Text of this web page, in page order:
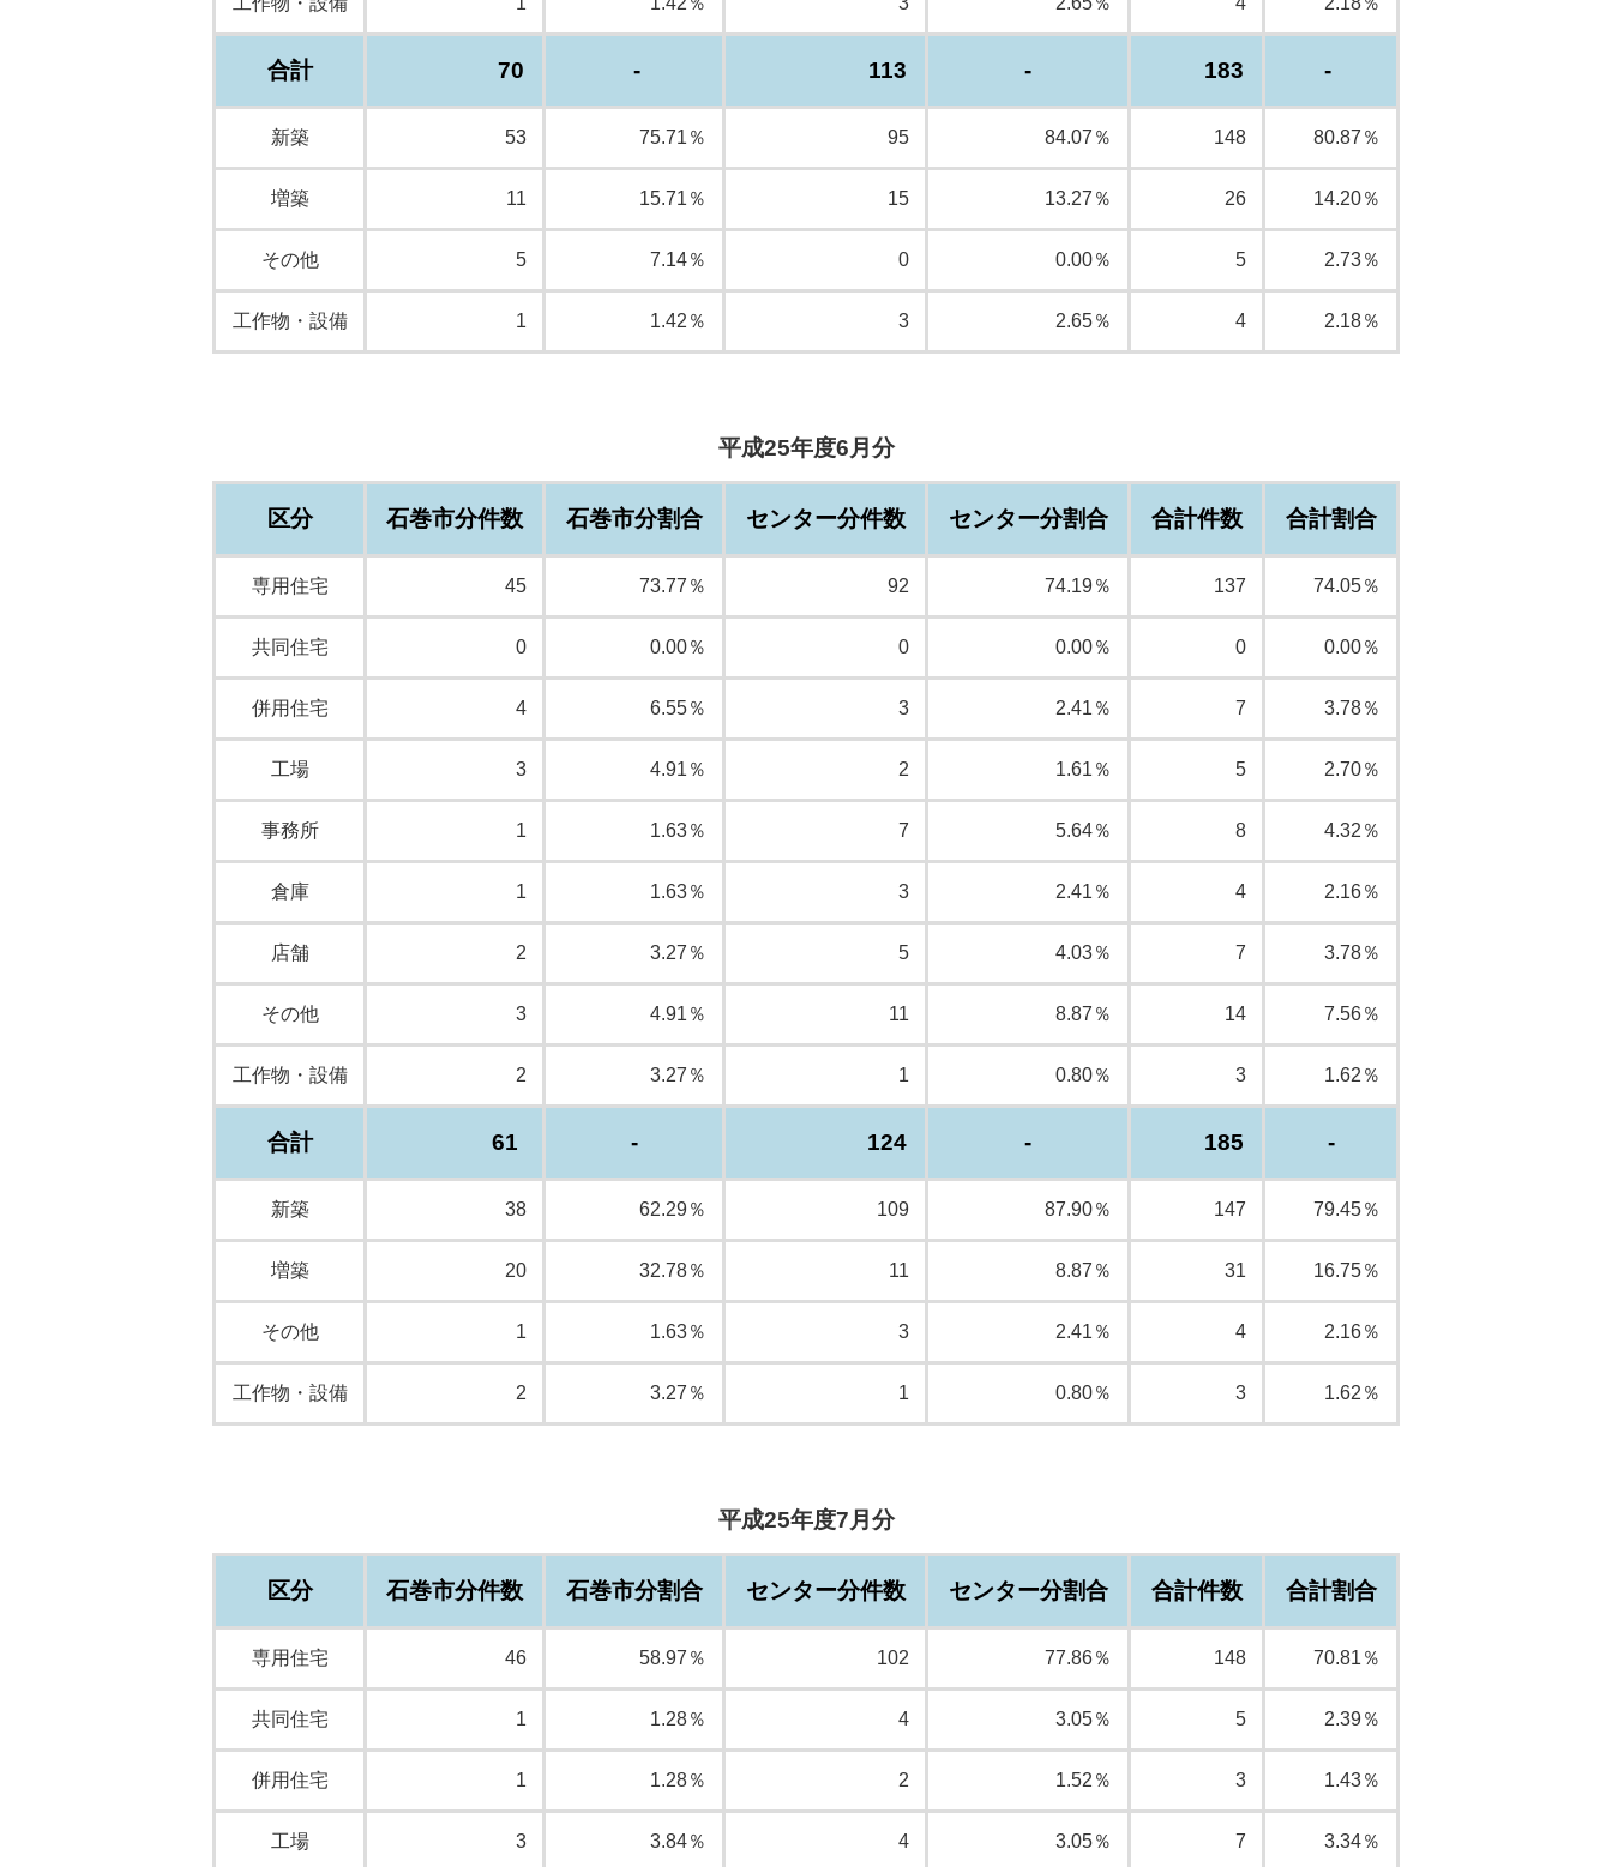
合計 70 - 113 - 183 -
新築 53 75.71％ 95 84.07％ 148 80.87％
増築 11 15.71％ 15 13.27％ 26 14.20％
その他 5 7.14％ 0 0.00％ 5 2.73％
工作物・設備 1 1.42％ 3 2.65％ 4 2.18％
平成25年度6月分
区分 石巻市分件数 石巻市分割合 センター分件数 センター分割合 合計件数 合計割合
専用住宅 45 73.77％ 92 74.19％ 137 74.05％
共同住宅 0 0.00％ 0 0.00％ 0 0.00％
併用住宅 4 6.55％ 3 2.41％ 7 3.78％
工場 3 4.91％ 2 1.61％ 5 2.70％
事務所 1 1.63％ 7 5.64％ 8 4.32％
倉庫 1 1.63％ 3 2.41％ 4 2.16％
店舗 2 3.27％ 5 4.03％ 7 3.78％
その他 3 4.91％ 11 8.87％ 14 7.56％
工作物・設備 2 3.27％ 1 0.80％ 3 1.62％
合計 61 - 124 - 185 -
新築 38 62.29％ 109 87.90％ 147 79.45％
増築 20 32.78％ 11 8.87％ 31 16.75％
その他 1 1.63％ 3 2.41％ 4 2.16％
工作物・設備 2 3.27％ 1 0.80％ 3 1.62％
平成25年度7月分
区分 石巻市分件数 石巻市分割合 センター分件数 センター分割合 合計件数 合計割合
専用住宅 46 58.97％ 102 77.86％ 148 70.81％
共同住宅 1 1.28％ 4 3.05％ 5 2.39％
併用住宅 1 1.28％ 2 1.52％ 3 1.43％
工場 3 3.84％ 4 3.05％ 7 3.34％